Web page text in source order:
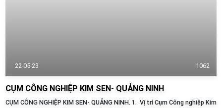
22-05-23 1062
CỤM CÔNG NGHIỆP KIM SEN- QUẢNG NINH
CỤM CÔNG NGHIỆP KIM SEN- QUẢNG NINH. 1. Vị trí Cụm Công nghiệp Kim